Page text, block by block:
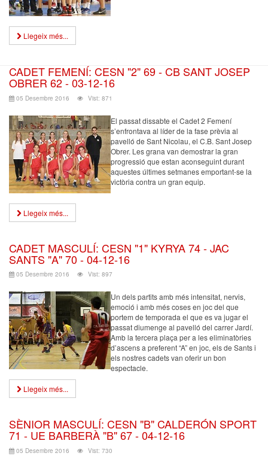
Llegeix més...
CADET FEMENÍ: CESN "2" 69 - CB SANT JOSEP
OBRER 62 - 03-12-16
05 Desembre 2016 Vist: 871
El passat dissabte el Cadet 2 Femení
s’enfrontava al líder de la fase prèvia al
pavelló de Sant Nicolau, el C.B. Sant Josep
Obrer. Les grana van demostrar la gran
progressió que estan aconseguint durant
aquestes últimes setmanes emportant-se la
victòria contra un gran equip.
Llegeix més...
CADET MASCULÍ: CESN "1" KYRYA 74 - JAC
SANTS "A" 70 - 04-12-16
05 Desembre 2016 Vist: 897
Un dels partits amb més intensitat, nervis,
emoció i amb més coses en joc del que
portem de temporada el que es va jugar el
passat diumenge al pavelló del carrer Jardí.
Amb la tercera plaça per a les eliminatòries
d’ascens a preferent “A” en joc, els de Sants i
els nostres cadets van oferir un bon
espectacle.
Llegeix més...
SÈNIOR MASCULÍ: CESN "B" CALDERÓN SPORT
71 - UE BARBERÀ "B" 67 - 04-12-16
05 Desembre 2016 Vist: 730